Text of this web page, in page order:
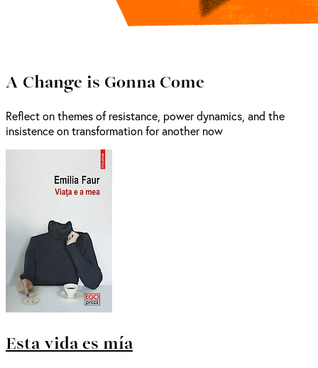
A Change is Gonna Come
Reflect on themes of resistance, power dynamics, and the
insistence on transformation for another now
Esta vida es mía